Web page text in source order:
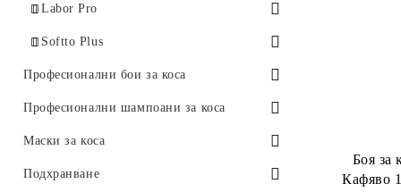
Четки за изсушаване
Labor Pro
Пудра за мигновено покритие на
Softto Plus
Мъжка серия
Серия за жени
Професионални бои за коса
Професионални амонячни бои
Професионални безамонячни бои
Боя за мъже
Професионални шампоани за коса
За суха и изтощена
За боядисана коса
Маски за коса
За суха и изтощена
Подхранване
Боя за
Кафяво